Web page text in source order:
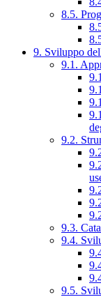
8.5.
9. Sviluppo
9.1.
9.2.
9.3.
9.4.
9.5.